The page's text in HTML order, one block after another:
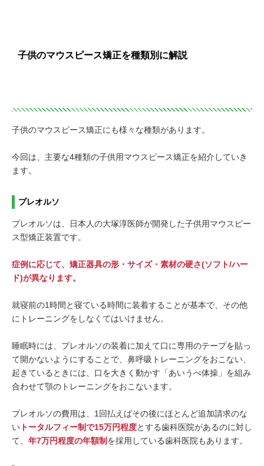
子供のマウスピース矯正を種類別に解説
子供のマウスピース矯正にも様々な種類があります。
今回は、主要な4種類の子供用マウスピース矯正を紹介していき
ます。
プレオルソ
プレオルソは、日本人の大塚淳医師が開発した子供用マウスピー
ス型矯正装置です。
症例に応じて、矯正器具の形・サイズ・素材の硬さ(ソフト/ハー
ド)が異なります。
就寝前の1時間と寝ている時間に装着することが基本で、その他
にトレーニングをしなくてはいけません。
睡眠時には、プレオルソの装着に加えて口に専用のテープを貼っ
て開かないようにすることで、鼻呼吸トレーニングをおこない、
起きているときには、口を大きく動かす「あいうべ体操」を組み
合わせて顎のトレーニングをおこないます。
プレオルソの費用は、1回払えばその後にほとんど追加請求のな
い トータルフィー制で15万円程度とする歯科医院があるのに対し
て、 年7万円程度の年額制 を採用している歯科医院もあります。